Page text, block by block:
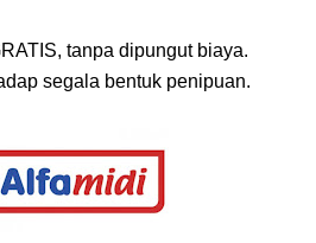
tanpa dipungut biaya.
segala bentuk penipuan.